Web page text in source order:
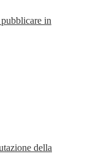
in
della